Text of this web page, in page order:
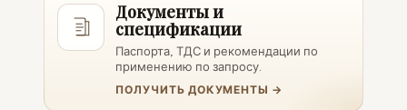
Документы и
спецификации
Паспорта, ТДС и рекомендации по
применению по запросу.
ПОЛУЧИТЬ ДОКУМЕНТЫ →